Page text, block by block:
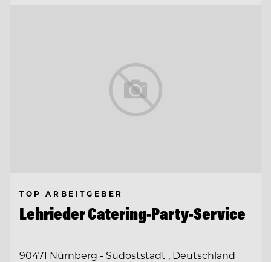
TOP ARBEITGEBER
Lehrieder Catering-Party-Service
90471 Nürnberg - Südoststadt , Deutschland